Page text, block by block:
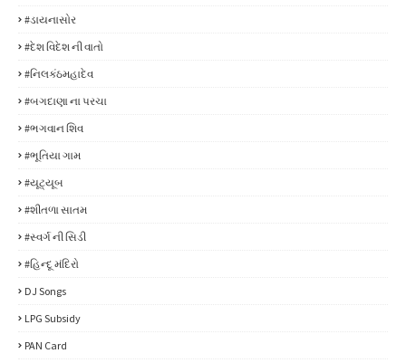
#ડાયનાસોર
#દેશ વિદેશ ની વાતો
#નિલકંઠમહાદેવ
#બગદાણા ના પરચા
#ભગવાન શિવ
#ભૂતિયા ગામ
#યૂટ્યૂબ
#શીતળા સાતમ
#સ્વર્ગ ની સિડી
#હિન્દૂ મંદિરો
DJ Songs
LPG Subsidy
PAN Card